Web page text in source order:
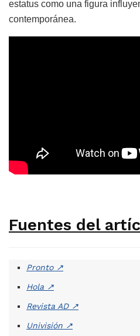
estatus como una figura
contemporánea.
Fuentes del
Pronto ↗
Hola ↗
Revista AD ↗
Univisión ↗